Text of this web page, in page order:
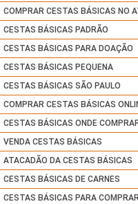
COMPRAR CESTAS BÁSICAS NO
CESTAS BÁSICAS PADRÃO
CESTAS BÁSICAS PARA DOAÇÃO
CESTAS BÁSICAS PEQUENA
CESTAS BÁSICAS SÃO PAULO
COMPRAR CESTAS BÁSICAS
CESTAS BÁSICAS ONDE
VENDA CESTAS BÁSICAS
ATACADÃO DA CESTAS BÁSICAS
CESTAS BÁSICAS DE CARNES
CESTAS BÁSICAS PARA